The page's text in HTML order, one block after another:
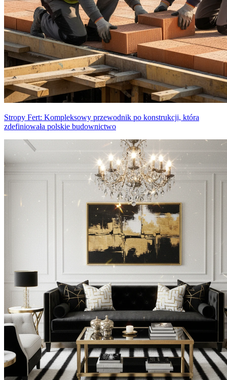
Stropy Fert: Kompleksowy przewodnik po konstrukcji, która
zdefiniowała polskie budownictwo